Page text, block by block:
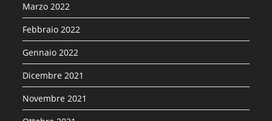
Marzo 2022
Febbraio 2022
Gennaio 2022
Dicembre 2021
Novembre 2021